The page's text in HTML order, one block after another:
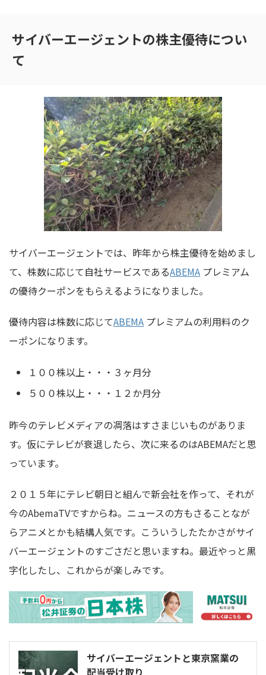
サイバーエージェントの株主優待につい
て
サイバーエージェントでは、昨年から株主優待を始めまし
て、株数に応じて自社サービスであるABEMA プレミアム
の優待クーポンをもらえるようになりました。
優待内容は株数に応じてABEMA プレミアムの利用料のク
ーポンになります。
１００株以上・・・３ヶ月分
５００株以上・・・１２か月分
昨今のテレビメディアの凋落はすさまじいものがありま
す。仮にテレビが衰退したら、次に来るのはABEMAだと思
っています。
２０１５年にテレビ朝日と組んで新会社を作って、それが
今のAbemaTVですからね。ニュースの方もさることなが
らアニメとかも結構人気です。こういうしたたかさがサイ
バーエージェントのすごさだと思いますね。最近やっと黒
字化したし、これからが楽しみです。
サイバーエージェントと東京窯業の
配当受け取り